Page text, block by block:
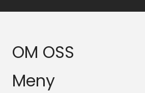
OM OSS
Lator Skilt AS
Meny